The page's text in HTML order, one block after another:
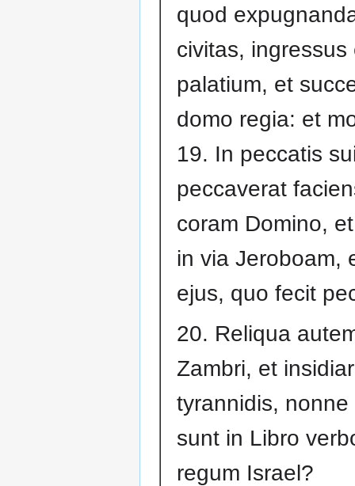
quod
civitas, ingressus
palatium, et
domo regia: et
19. In peccatis
peccaverat
coram Domino,
in via Jeroboam,
ejus, quo fecit
20. Reliqua
Zambri, et
tyrannidis,
sunt in Libro
regum Israel?